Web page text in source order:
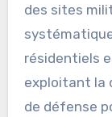
des sites
résidentiels
exploitant la
de défense